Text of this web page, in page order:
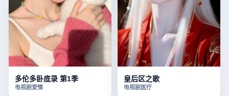
多伦多卧底录 第1季
电视剧 爱情
皇后区之歌
电视剧 医疗